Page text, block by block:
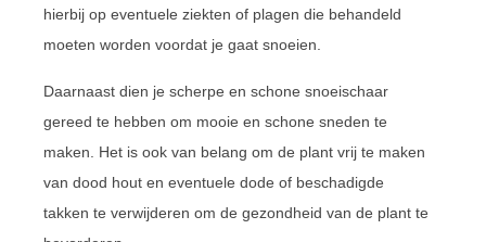
hierbij op eventuele ziekten of plagen die behandeld
moeten worden voordat je gaat snoeien.
Daarnaast dien je scherpe en schone snoeischaar
gereed te hebben om mooie en schone sneden te
maken. Het is ook van belang om de plant vrij te maken
van dood hout en eventuele dode of beschadigde
takken te verwijderen om de gezondheid van de plant te